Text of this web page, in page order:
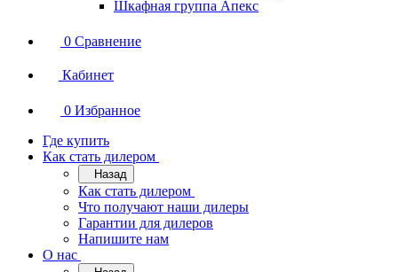
Шкафная группа Апекс
0 Сравнение
Кабинет
0 Избранное
Где купить
Как стать дилером
Назад
Как стать дилером
Что получают наши дилеры
Гарантии для дилеров
Напишите нам
О нас